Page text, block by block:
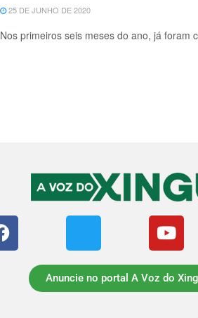
25 DE JUNHO DE 2020
Nos primeiros seis meses do ano, já foram
Anuncie no portal A Voz do